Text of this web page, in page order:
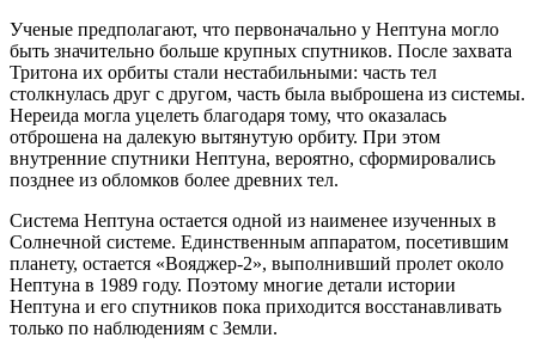
Ученые предполагают, что первоначально у Нептуна могло
быть значительно больше крупных спутников. После захвата
Тритона их орбиты стали нестабильными: часть тел
столкнулась друг с другом, часть была выброшена из системы.
Нереида могла уцелеть благодаря тому, что оказалась
отброшена на далекую вытянутую орбиту. При этом
внутренние спутники Нептуна, вероятно, сформировались
позднее из обломков более древних тел.
Система Нептуна остается одной из наименее изученных в
Солнечной системе. Единственным аппаратом, посетившим
планету, остается «Вояджер-2», выполнивший пролет около
Нептуна в 1989 году. Поэтому многие детали истории
Нептуна и его спутников пока приходится восстанавливать
только по наблюдениям с Земли.